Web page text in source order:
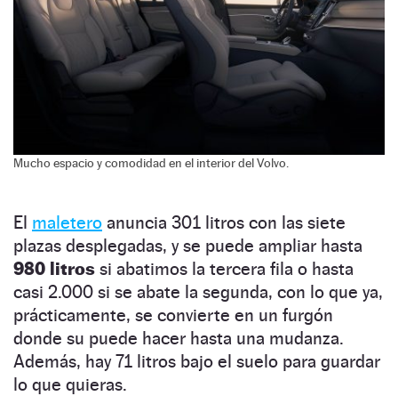
Mucho espacio y comodidad en el interior del Volvo.
El maletero anuncia 301 litros con las siete
plazas desplegadas, y se puede ampliar hasta
980 litros si abatimos la tercera fila o hasta
casi 2.000 si se abate la segunda, con lo que ya,
prácticamente, se convierte en un furgón
donde su puede hacer hasta una mudanza.
Además, hay 71 litros bajo el suelo para guardar
lo que quieras.